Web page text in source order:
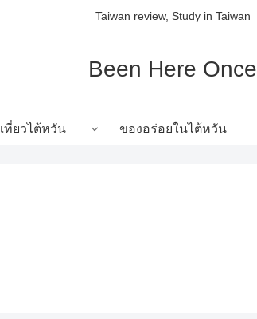
Taiwan review, Study in Taiwan
Been Here Once
เที่ยวไต้หวัน ของอร่อยในไต้หวัน